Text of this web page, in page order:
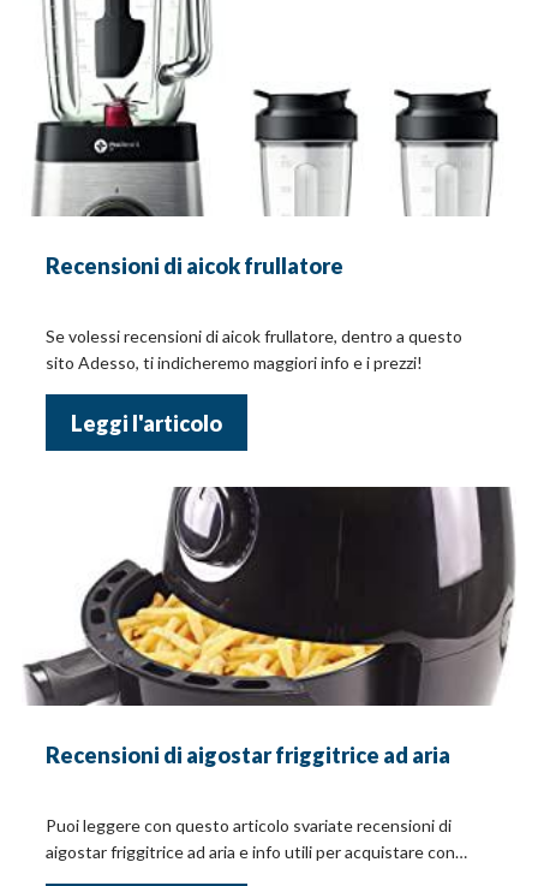
Recensioni di aicok frullatore
Se volessi recensioni di aicok frullatore, dentro a questo
sito Adesso, ti indicheremo maggiori info e i prezzi!
Leggi l'articolo
Recensioni di aigostar friggitrice ad aria
Puoi leggere con questo articolo svariate recensioni di
aigostar friggitrice ad aria e info utili per acquistare con